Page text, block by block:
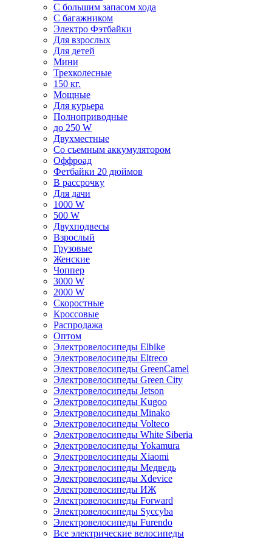
С большим запасом хода
С багажником
Электро Фэтбайки
Для взрослых
Для детей
Мини
Трехколесные
150 кг.
Мощные
Для курьера
Полноприводные
до 250 W
Двухместные
Со съемным аккумулятором
Оффроад
Фетбайки 20 дюймов
В рассрочку
Для дачи
1000 W
500 W
Двухподвесы
Взрослый
Грузовые
Женские
Чоппер
3000 W
2000 W
Скоростные
Кроссовые
Распродажа
Оптом
Электровелосипеды Elbike
Электровелосипеды Eltreco
Электровелосипеды GreenCamel
Электровелосипеды Green City
Электровелосипеды Jetson
Электровелосипеды Kugoo
Электровелосипеды Minako
Электровелосипеды Volteco
Электровелосипеды White Siberia
Электровелосипеды Yokamura
Электровелосипеды Xiaomi
Электровелосипеды Медведь
Электровелосипеды Xdevice
Электровелосипеды ИЖ
Электровелосипеды Forward
Электровелосипеды Syccyba
Электровелосипеды Furendo
Все электрические велосипеды